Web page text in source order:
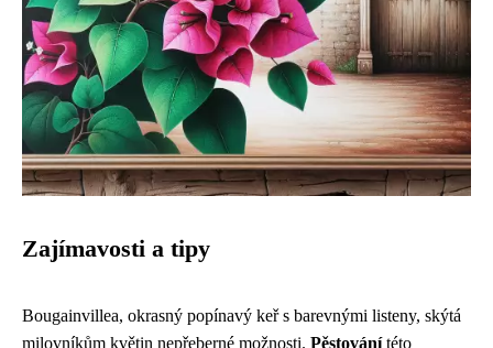
Zajímavosti a tipy
Bougainvillea, okrasný popínavý keř s barevnými listeny, skýtá
milovníkům květin nepřeberné možnosti. Pěstovánítéto